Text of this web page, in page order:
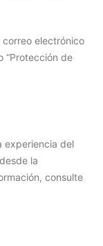
electrónico
“Protección de
experiencia del
la
consulte